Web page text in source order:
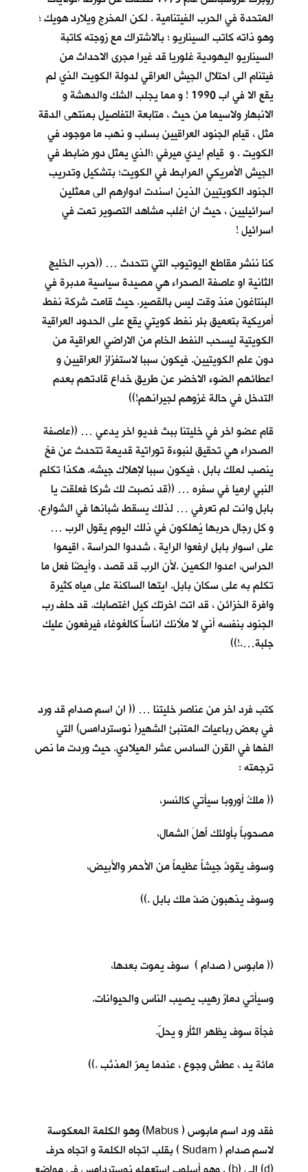
المتحدة في الحرب الفيتنامية . لكن المخرج ويلارد هويك ؛
وهو ذاته كاتب السيناريو ؛ بالاشتراك مع زوجته كاتبة
السيناريو اليهودية غلوريا قد غيرا مجرى الاحداث من
فيتنام الى احتلال الجيش العراقي لدولة الكويت الذي لم
يقع الا في اب 1990 ! و مما يجلب الشك والدهشة و
الانبهار ولاسيما من حيث ، متابعة التفاصيل بمنتهى الدقة
مثل ، قيام الجنود العراقيين بسلب و نهب ما موجود في
الكويت . و قيام ايدي ميرفي ؛الذي يمثل دور ضابط في
الجيش الأمريكي المرابط في الكويت؛ بتشكيل وتدريب
الجنود الكويتيين الذين اسندت ادوارهم الى ممثلين
اسرائيليين ، حيث ان اغلب مشاهد التصوير تمت في
اسرائيل !
كنا ننشر مقاطع اليوتيوب التي تتحدث … ((حرب الخليج
الثانية او عاصفة الصحراء هي مصيدة سياسية مدبرة في
البنتاغون منذ وقت ليس بالقصير. حيث قامت شركة نفط
أمريكية بتعميق بئر نفط كويتي يقع على الحدود العراقية
الكويتية ليسحب النفط الخام من الاراضي العراقية من
دون علم الكويتيين. فيكون سببا لاستفزاز العراقيين و
اعطائهم الضوء الاخضر عن طريق خداع قادتهم بعدم
التدخل في حالة غزوهم لجيرانهم!))
قام عضو اخر في خليتنا ببث فديو اخر يدعي … ((عاصفة
الصحراء هي تحقيق لنبوءة توراتية قديمة تتحدث عن فخ
ينصب لملك بابل ، فيكون سببا لإهلاك جيشه. هكذا تكلم
النبي ارميا في سفره … ((قد نصبت لك شركا فعلقت يا
بابل وانت لم تعرفي … لذلك يسقط شبانها في الشوارع.
و كل رجال حربها يُهلكون في ذلك اليوم يقول الرب …
على اسوار بابل ارفعوا الراية ، شددوا الحراسة ، اقيموا
الحراس، اعدوا الكمين .لأن الرب قد قصد ، وأيضًا فعل ما
تكلم به على سكان بابل. ايتها الساكنة على مياه كثيرة
وافرة الخزائن ، قد اتت اخرتك كيل اغتصابك. قد حلف رب
الجنود بنفسه أني لا ملأنك اناساً كالغوغاء فيرفعون عليك
جلبة….!))
كتب فرد اخر من عناصر خليتنا … (( ان اسم صدام قد ورد
في بعض رباعيات المتنبئ الشهير( نوستردامس) التي
الفها في القرن السادس عشر الميلادي. حيث وردت ما نص
ترجمته :
(( ملكُ أوروبا سيأتي كالنسر،
مصحوباً بأولئك أَهلَ الشمال،
وسوف يقودُ جيشاً عظيماً من الأحمر والأبيض،
وسوف يذهبون ضدّ ملك بابل .))
(( مابوس ( صدام ) سوف يموت بعدها،
وسيأتي دمارٌ رهيب يصيب الناس والحيوانات.
فجأة سوف يظهر الثأر و يحلّ.
مائة يد ، عطش وجوع ، عندما يمرّ المذنَّب .))
فقد ورد اسم مابوس ( Mabus) وهو الكلمة المعكوسة
لاسم صدام ( Sudam ) بقلب اتجاه الكلمة و اتجاه حرف